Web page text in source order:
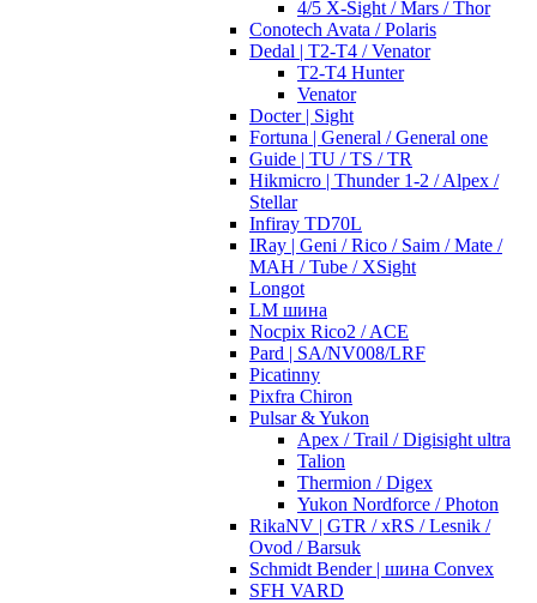
4/5 X-Sight / Mars / Thor
Conotech Avata / Polaris
Dedal | T2-T4 / Venator
T2-T4 Hunter
Venator
Docter | Sight
Fortuna | General / General one
Guide | TU / TS / TR
Hikmicro | Thunder 1-2 / Alpex /
Stellar
Infiray TD70L
IRay | Geni / Rico / Saim / Mate /
MAH / Tube / XSight
Longot
LM шина
Nocpix Rico2 / ACE
Pard | SA/NV008/LRF
Picatinny
Pixfra Chiron
Pulsar & Yukon
Apex / Trail / Digisight ultra
Talion
Thermion / Digex
Yukon Nordforce / Photon
RikaNV | GTR / xRS / Lesnik /
Ovod / Barsuk
Schmidt Bender | шина Convex
SFH VARD